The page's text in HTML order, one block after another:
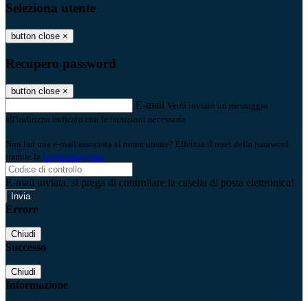
Seleziona utente
button close ×
Recupero password
button close ×
E-mail Verrà inviato un messaggio
all'indirizzo indicato con le istruzioni necessarie.
Non hai una e-mail associata al nome utente? Effettua il reset della password
tramite la Login Spaggiari
E-mail inviata, si prega di controllare la casella di posta elettronica!
Errore
Chiudi
Successo
Chiudi
Informazione